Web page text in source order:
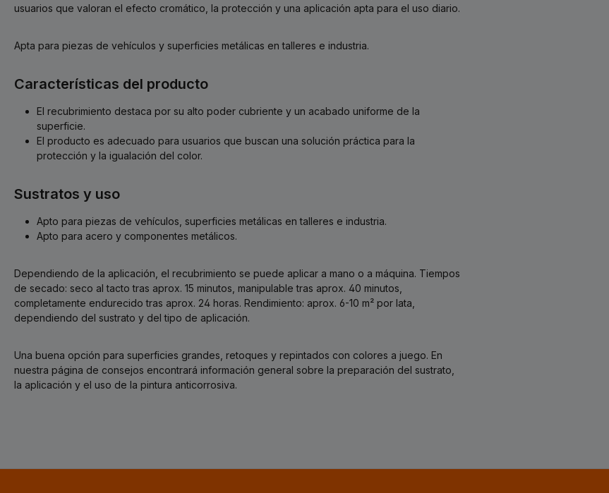
usuarios que valoran el efecto cromático, la protección y una aplicación apta para el uso diario.
Apta para piezas de vehículos y superficies metálicas en talleres e industria.
Características del producto
El recubrimiento destaca por su alto poder cubriente y un acabado uniforme de la
superficie.
El producto es adecuado para usuarios que buscan una solución práctica para la
protección y la igualación del color.
Sustratos y uso
Apto para piezas de vehículos, superficies metálicas en talleres e industria.
Apto para acero y componentes metálicos.
Dependiendo de la aplicación, el recubrimiento se puede aplicar a mano o a máquina. Tiempos
de secado: seco al tacto tras aprox. 15 minutos, manipulable tras aprox. 40 minutos,
completamente endurecido tras aprox. 24 horas. Rendimiento: aprox. 6-10 m² por lata,
dependiendo del sustrato y del tipo de aplicación.
Una buena opción para superficies grandes, retoques y repintados con colores a juego. En
nuestra página de consejos encontrará información general sobre la preparación del sustrato,
la aplicación y el uso de la pintura anticorrosiva.